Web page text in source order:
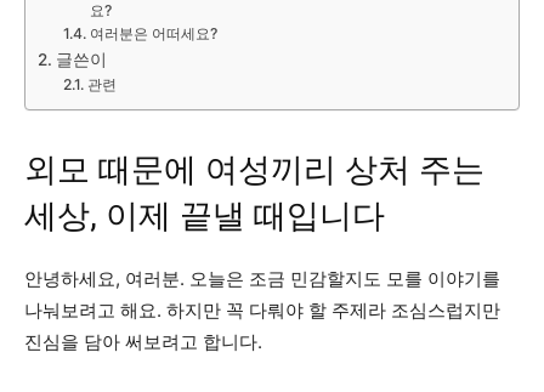
요?
여러분은 어떠세요?
글쓴이
관련
외모 때문에 여성끼리 상처 주는
세상, 이제 끝낼 때입니다
안녕하세요, 여러분. 오늘은 조금 민감할지도 모를 이야기를
나눠보려고 해요. 하지만 꼭 다뤄야 할 주제라 조심스럽지만
진심을 담아 써보려고 합니다.